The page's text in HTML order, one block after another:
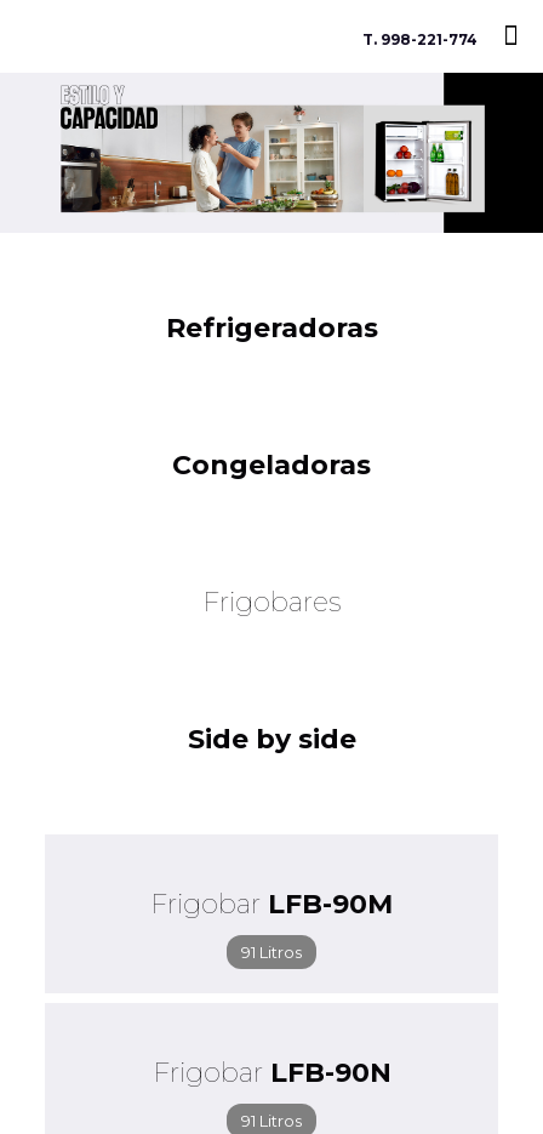
T. 998-221-774
Refrigeradoras
Congeladoras
Frigobares
Side by side
Frigobar LFB-90M
91 Litros
Frigobar LFB-90N
91 Litros